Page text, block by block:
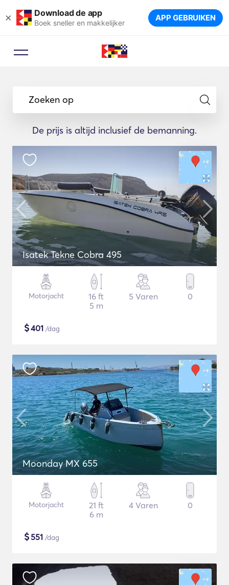
× Download de app
Boek sneller en makkelijker APP GEBRUIKEN
Zoeken op
De prijs is altijd inclusief de bemanning.
Isatek Tekne Cobra 495
Motorjacht
16 ft
5 m
5 Varen 0
$401 /dag
Moonday MX 655
Motorjacht
21 ft
6 m
4 Varen 0
$551 /dag